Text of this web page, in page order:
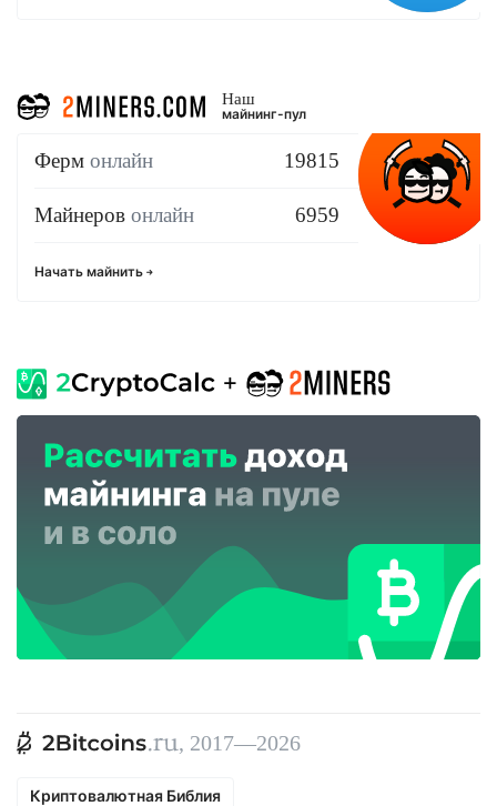
Наш
майнинг-пул
Ферм онлайн 19815
Майнеров онлайн 6959
Начать майнить
, 2017—2026
Криптовалютная Библия